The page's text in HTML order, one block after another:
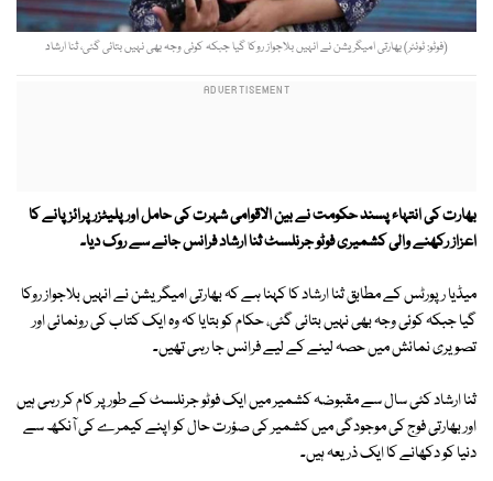
(فوٹو: ٹوئٹر) بھارتی امیگریشن نے انہیں بلاجواز روکا گیا جبکہ کوئی وجہ بھی نہیں بتائی گئی، ثنا ارشاد
بھارت کی انتہاء پسند حکومت نے بین الاقوامی شہرت کی حامل اور پلیٹزر پرائز پانے کا
اعزاز رکھنے والی کشمیری فوٹو جرنلسٹ ثنا ارشاد فرانس جانے سے روک دیا۔
میڈیا رپورٹس کے مطابق ثنا ارشاد کا کہنا ہے کہ بھارتی امیگریشن نے انہیں بلاجواز روکا
گیا جبکہ کوئی وجہ بھی نہیں بتائی گئی، حکام کو بتایا کہ وہ ایک کتاب کی رونمائی اور
تصویری نمائش میں حصہ لینے کے لیے فرانس جا رہی تھیں۔
ثنا ارشاد کئی سال سے مقبوضہ کشمیر میں ایک فوٹو جرنلسٹ کے طور پر کام کر رہی ہیں
اور بھارتی فوج کی موجودگی میں کشمیر کی صؤرت حال کو اپنے کیمرے کی آنکھ سے
دنیا کو دکھانے کا ایک ذریعہ ہیں۔